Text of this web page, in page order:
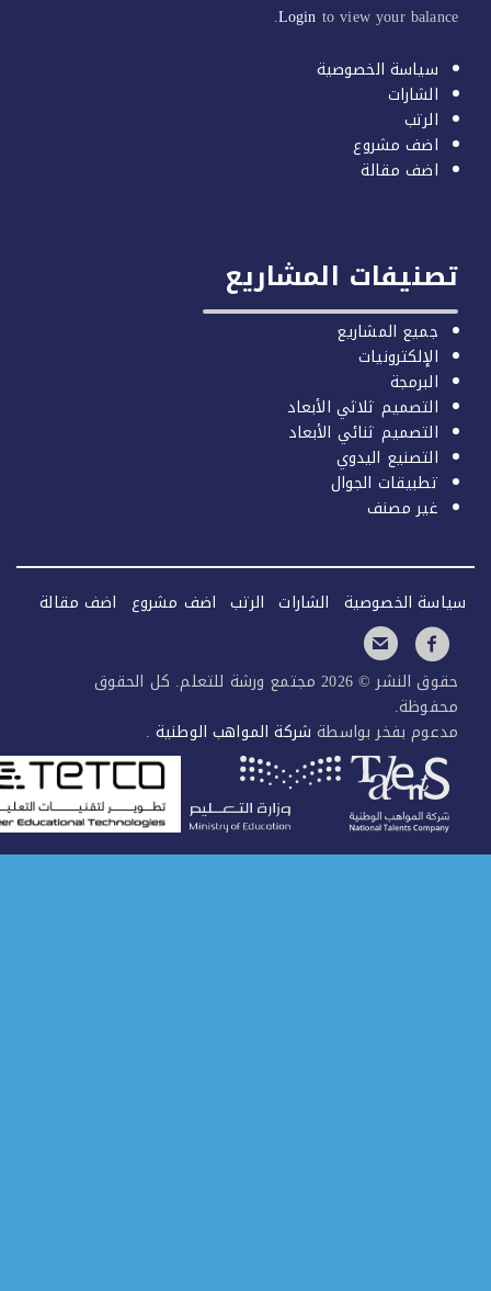
Loginto view your
سياسة الخصوصية
الشارات
الرتب
اضف مشروع
اضف مقالة
المشاريع
جميع المشاريع
الإلكترونيات
البرمجة
التصميم ثلاثي الأبعاد
التصميم ثنائي الأبعاد
التصنيع اليدوي
تطبيقات الجوال
غير مصنف
الخصوصية الشارات الرتب اضف مشروع اضف مقالة
حقوق النشر © 2026 مجتمع ورشة للتعلم. كل الحقوق
بفخر بواسطةشركة المواهب الوطنية.